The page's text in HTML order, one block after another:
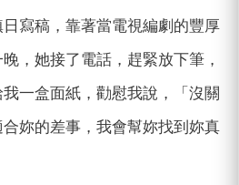
寫稿，靠著當電視編劇的豐厚
，她接了電話，趕緊放下筆，
一盒面紙，勸慰我說，「沒關
妳的差事，我會幫妳找到妳真